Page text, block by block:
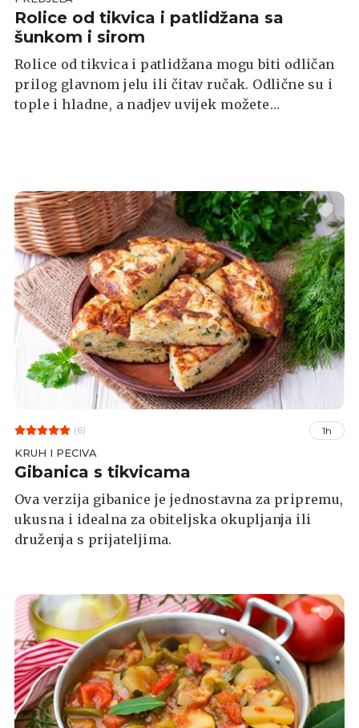
Rolice od tikvica i patlidžana sa
šunkom i sirom
Rolice od tikvica i patlidžana mogu biti odličan
prilog glavnom jelu ili čitav ručak. Odlične su i
tople i hladne, a nadjev uvijek možete
(6) 1h
KRUH I PECIVA
Gibanica s tikvicama
Ova verzija gibanice je jednostavna za pripremu,
ukusna i idealna za obiteljska okupljanja ili
druženja s prijateljima.